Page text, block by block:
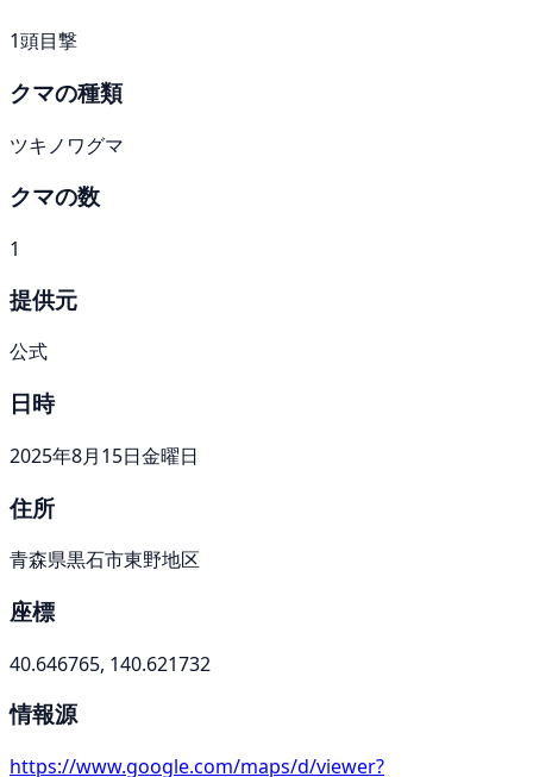
1頭目撃
クマの種類
ツキノワグマ
クマの数
1
提供元
公式
日時
2025年8月15日金曜日
住所
青森県黒石市東野地区
座標
40.646765, 140.621732
情報源
https://www.google.com/maps/d/viewer?